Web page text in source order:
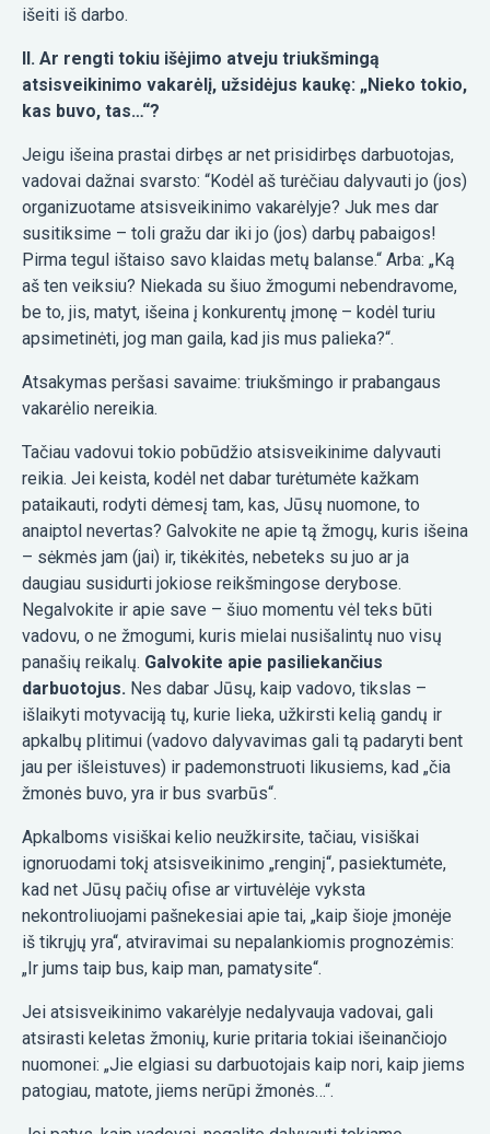
išeiti iš darbo.
II. Ar rengti tokiu išėjimo atveju triukšmingą
atsisveikinimo vakarėlį, užsidėjus kaukę: „Nieko tokio,
kas buvo, tas…“?
Jeigu išeina prastai dirbęs ar net prisidirbęs darbuotojas,
vadovai dažnai svarsto: “Kodėl aš turėčiau dalyvauti jo (jos)
organizuotame atsisveikinimo vakarėlyje? Juk mes dar
susitiksime – toli gražu dar iki jo (jos) darbų pabaigos!
Pirma tegul ištaiso savo klaidas metų balanse.“ Arba: „Ką
aš ten veiksiu? Niekada su šiuo žmogumi nebendravome,
be to, jis, matyt, išeina į konkurentų įmonę – kodėl turiu
apsimetinėti, jog man gaila, kad jis mus palieka?“.
Atsakymas peršasi savaime: triukšmingo ir prabangaus
vakarėlio nereikia.
Tačiau vadovui tokio pobūdžio atsisveikinime dalyvauti
reikia. Jei keista, kodėl net dabar turėtumėte kažkam
pataikauti, rodyti dėmesį tam, kas, Jūsų nuomone, to
anaiptol nevertas? Galvokite ne apie tą žmogų, kuris išeina
– sėkmės jam (jai) ir, tikėkitės, nebeteks su juo ar ja
daugiau susidurti jokiose reikšmingose derybose.
Negalvokite ir apie save – šiuo momentu vėl teks būti
vadovu, o ne žmogumi, kuris mielai nusišalintų nuo visų
panašių reikalų. Galvokite apie pasiliekančius
darbuotojus. Nes dabar Jūsų, kaip vadovo, tikslas –
išlaikyti motyvaciją tų, kurie lieka, užkirsti kelią gandų ir
apkalbų plitimui (vadovo dalyvavimas gali tą padaryti bent
jau per išleistuves) ir pademonstruoti likusiems, kad „čia
žmonės buvo, yra ir bus svarbūs“.
Apkalboms visiškai kelio neužkirsite, tačiau, visiškai
ignoruodami tokį atsisveikinimo „renginį“, pasiektumėte,
kad net Jūsų pačių ofise ar virtuvėlėje vyksta
nekontroliuojami pašnekesiai apie tai, „kaip šioje įmonėje
iš tikrųjų yra“, atviravimai su nepalankiomis prognozėmis:
„Ir jums taip bus, kaip man, pamatysite“.
Jei atsisveikinimo vakarėlyje nedalyvauja vadovai, gali
atsirasti keletas žmonių, kurie pritaria tokiai išeinančiojo
nuomonei: „Jie elgiasi su darbuotojais kaip nori, kaip jiems
patogiau, matote, jiems nerūpi žmonės…“.